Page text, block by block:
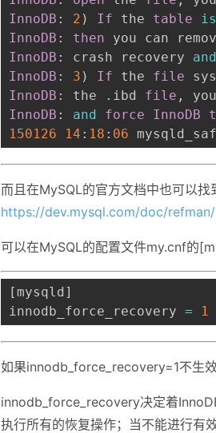
InnoDB : 2 ) If the table is
InnoDB : then you can
InnoDB : crash recovery and
InnoDB : 3 ) If the file
InnoDB : the . ibd file ,
InnoDB : and force InnoDB
150126
14 : 18 : 06
而且在MySQL的官方文档中也可以
https://dev.mysql.com/doc/
可以在MySQL的配置文件my.cnf的
[ mysqld ]
innodb_force_recovery = 1
如果innodb_force_recovery=1不生
innodb_force_recovery决定着
执行所有的恢复操作；当不能进行有